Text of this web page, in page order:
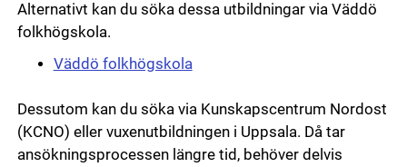
Alternativt kan du söka dessa utbildningar via Väddö
folkhögskola.
Väddö folkhögskola
Dessutom kan du söka via Kunskapscentrum Nordost
(KCNO) eller vuxenutbildningen i Uppsala. Då tar
ansökningsprocessen längre tid, behöver delvis